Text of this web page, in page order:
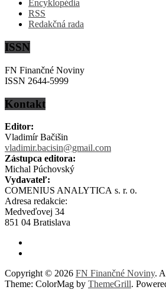
Encyklopédia
RSS
Redakčná rada
ISSN
FN Finančné Noviny
ISSN 2644-5999
Kontakt
Editor:
Vladimír Bačišin
vladimir.bacisin@gmail.com
Zástupca editora:
Michal Púchovský
Vydavateľ:
COMENIUS ANALYTICA s. r. o.
Adresa redakcie:
Medveďovej 34
851 04 Bratislava
Copyright © 2026 FN Finančné Noviny.
Theme: ColorMag by ThemeGrill.